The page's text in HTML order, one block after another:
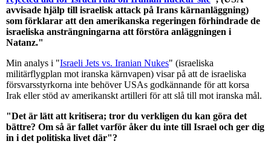
avvisade hjälp till israelisk attack på Irans kärnanläggning)
som förklarar att den amerikanska regeringen förhindrade de
israeliska ansträngningarna att förstöra anläggningen i
Natanz."
Min analys i "Israeli Jets vs. Iranian Nukes" (israeliska
militärflygplan mot iranska kärnvapen) visar på att de israeliska
försvarsstyrkorna inte behöver USAs godkännande för att korsa
Irak eller stöd av amerikanskt artilleri för att slå till mot iranska mål.
"Det är lätt att kritisera; tror du verkligen du kan göra det
bättre? Om så är fallet varför åker du inte till Israel och ger dig
in i det politiska livet där"?